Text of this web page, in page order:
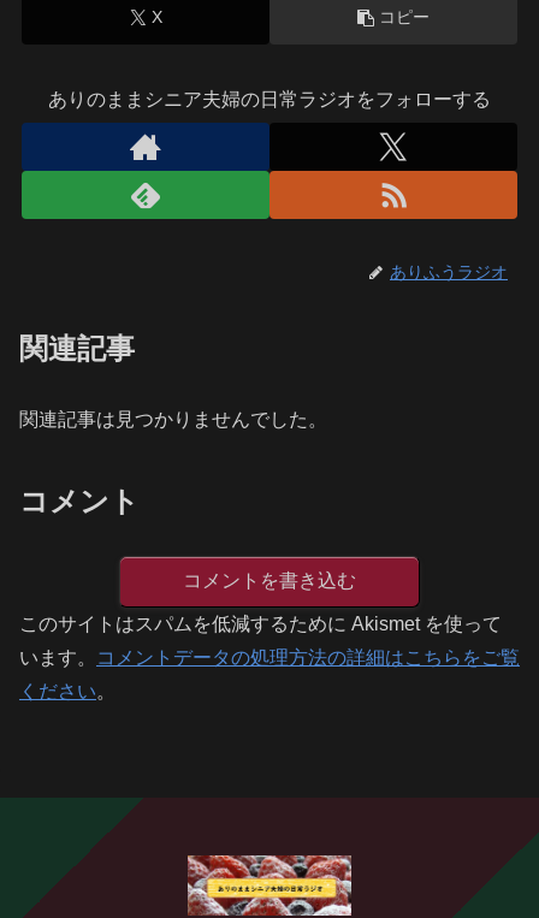
X コピー
ありのままシニア夫婦の日常ラジオをフォローする
ありふうラジオ
関連記事
関連記事は見つかりませんでした。
コメント
コメントを書き込む
このサイトはスパムを低減するために Akismet を使って
います。
コメントデータの処理方法の詳細はこちらをご覧
ください。